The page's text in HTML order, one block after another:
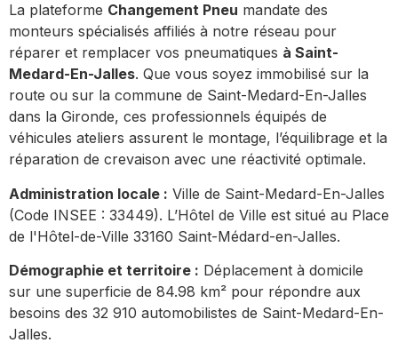
La plateforme Changement Pneu mandate des
monteurs spécialisés affiliés à notre réseau pour
réparer et remplacer vos pneumatiques à Saint-
Medard-En-Jalles. Que vous soyez immobilisé sur la
route ou sur la commune de Saint-Medard-En-Jalles
dans la Gironde, ces professionnels équipés de
véhicules ateliers assurent le montage, l’équilibrage et la
réparation de crevaison avec une réactivité optimale.
Administration locale : Ville de Saint-Medard-En-Jalles
(Code INSEE : 33449). L’Hôtel de Ville est situé au Place
de l'Hôtel-de-Ville 33160 Saint-Médard-en-Jalles.
Démographie et territoire : Déplacement à domicile
sur une superficie de 84.98 km² pour répondre aux
besoins des 32 910 automobilistes de Saint-Medard-En-
Jalles.